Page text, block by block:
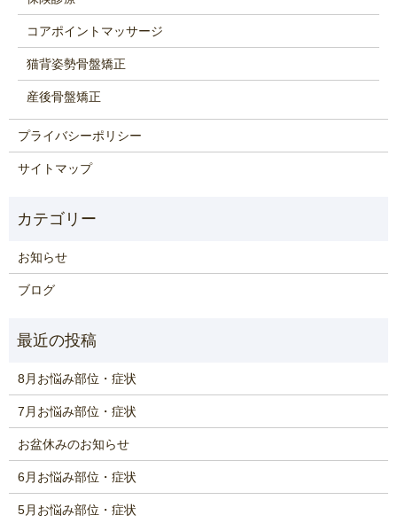
コアポイントマッサージ
猫背姿勢骨盤矯正
産後骨盤矯正
プライバシーポリシー
サイトマップ
お知らせ
ブログ
8月お悩み部位・症状
7月お悩み部位・症状
お盆休みのお知らせ
6月お悩み部位・症状
5月お悩み部位・症状